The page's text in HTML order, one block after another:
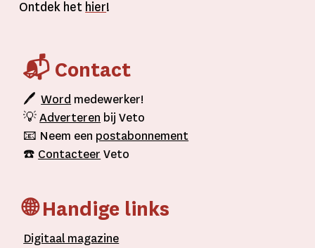
Ontdek het hier!
📬 Contact
🖊Word medewerker!
💡Adverteren bij Veto
📧 Neem een postabonnement
☎️ Contacteer Veto
🌐 Handige links
Digitaal magazine